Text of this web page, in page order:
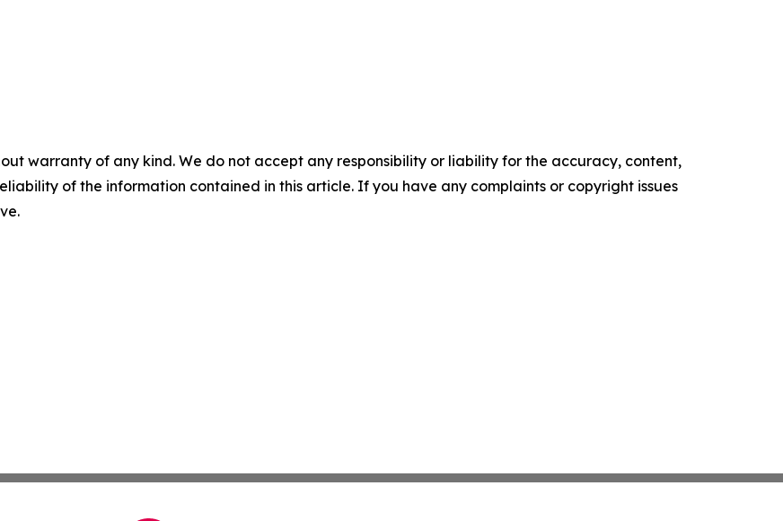
warranty of any kind. We do not accept any responsibility or liability for the accuracy, content,
of the information contained in this article. If you have any complaints or copyright issues